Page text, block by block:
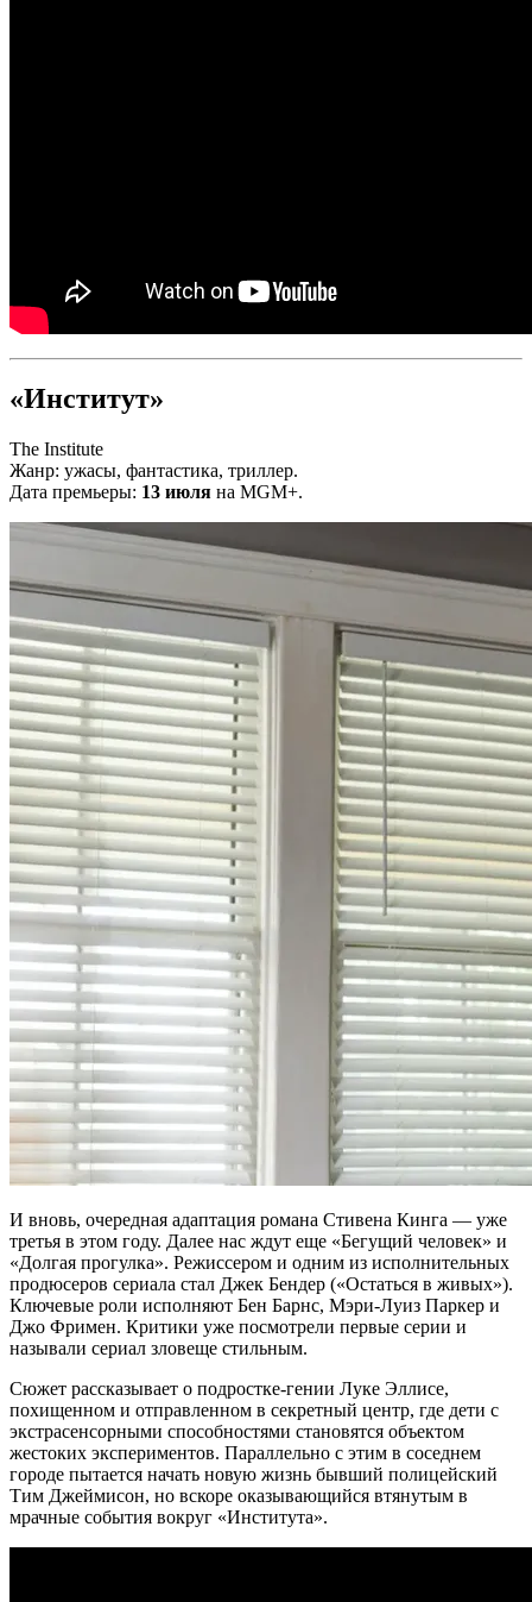
«Институт»
The Institute
Жанр: ужасы, фантастика, триллер.
Дата премьеры: 13 июля на MGM+.
И вновь, очередная адаптация романа Стивена Кинга — уже
третья в этом году. Далее нас ждут еще «Бегущий человек» и
«Долгая прогулка». Режиссером и одним из исполнительных
продюсеров сериала стал Джек Бендер («Остаться в живых»).
Ключевые роли исполняют Бен Барнс, Мэри‑Луиз Паркер и
Джо Фримен. Критики уже посмотрели первые серии и
называли сериал зловеще стильным.
Сюжет рассказывает о подростке‑гении Луке Эллисе,
похищенном и отправленном в секретный центр, где дети с
экстрасенсорными способностями становятся объектом
жестоких экспериментов. Параллельно с этим в соседнем
городе пытается начать новую жизнь бывший полицейский
Тим Джеймисон, но вскоре оказывающийся втянутым в
мрачные события вокруг «Института».